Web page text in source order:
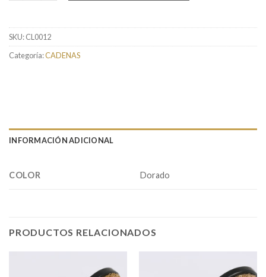
SKU:CL0012
Categoría:CADENAS
INFORMACIÓN ADICIONAL
COLOR Dorado
PRODUCTOS RELACIONADOS